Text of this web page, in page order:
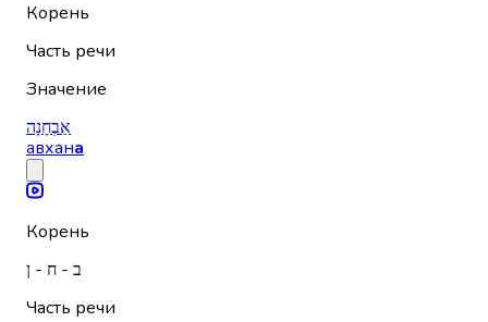
Корень
Часть речи
Значение
אַבְחָנָה
авхана
Корень
ב - ח - ן
Часть речи